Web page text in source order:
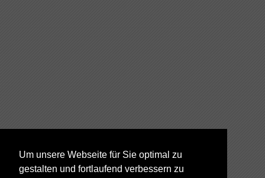
Um unsere Webseite für Sie optimal zu
gestalten und fortlaufend verbessern zu